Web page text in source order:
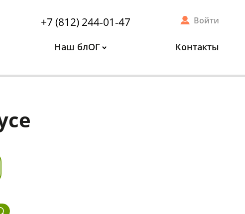
+7 (812) 244-01-47 Войти
Наш блОГ Контакты